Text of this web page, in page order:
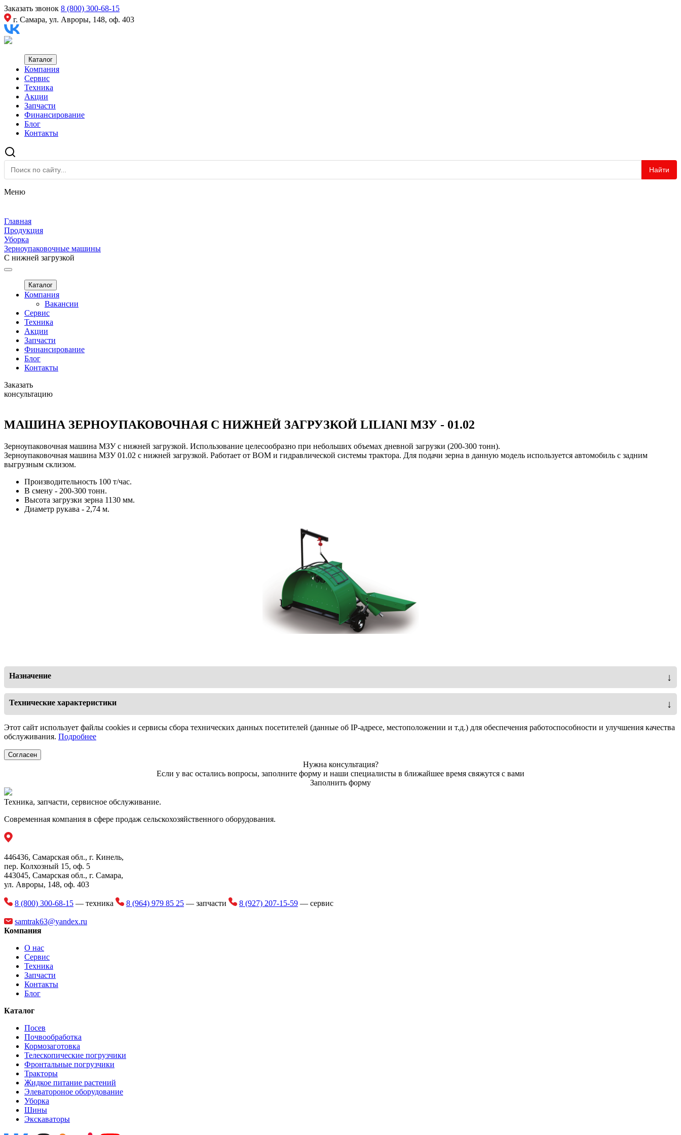
Заказать звонок 8 (800) 300-68-15
г. Самара, ул. Авроры, 148, оф. 403
Каталог
Компания
Сервис
Техника
Акции
Запчасти
Финансирование
Блог
Контакты
Найти
Меню
Главная
Продукция
Уборка
Зерноупаковочные машины
С нижней загрузкой
Каталог
Компания
Вакансии
Сервис
Техника
Акции
Запчасти
Финансирование
Блог
Контакты
Заказать
консультацию
МАШИНА ЗЕРНОУПАКОВОЧНАЯ С НИЖНЕЙ ЗАГРУЗКОЙ LILIANI МЗУ - 01.02
Зерноупаковочная машина МЗУ с нижней загрузкой. Использование целесообразно при небольших объемах дневной загрузки (200-300 тонн).
Зерноупаковочная машина МЗУ 01.02 с нижней загрузкой. Работает от ВОМ и гидравлической системы трактора. Для подачи зерна в данную модель используется автомобиль с задним
выгрузным склизом.
Производительность 100 т/час.
В смену - 200-300 тонн.
Высота загрузки зерна 1130 мм.
Диаметр рукава - 2,74 м.
Назначение ↓
Ваша компания может применять машину в процессе закладки зерновых в пластиковые рукава.
Технические характеристики
↓
Масса незаполненной машины (кг)
Габаритные размеры в рабочем положении: длина (мм)
Этот сайт использует файлы cookies и сервисы сбора технических данных посетителей (данные об IP-адресе, местоположении и т.д.) для обеспечения работоспособности и улучшения качества
обслуживания. Подробнее
Согласен
Нужна консультация?
Если у вас остались вопросы, заполните форму и наши специалисты в ближайшее время свяжутся с вами
Заполнить форму
Техника, запчасти, сервисное обслуживание.
Современная компания в сфере продаж сельскохозяйственного оборудования.
446436, Самарская обл., г. Кинель,
пер. Колхозный 15, оф. 5
443045, Самарская обл., г. Самара,
ул. Авроры, 148, оф. 403
8 (800) 300-68-15 — техника 8 (964) 979 85 25 — запчасти 8 (927) 207-15-59 — сервис
samtrak63@yandex.ru
Компания
О нас
Сервис
Техника
Запчасти
Контакты
Блог
Каталог
Посев
Почвообработка
Кормозаготовка
Телескопические погрузчики
Фронтальные погрузчики
Тракторы
Жидкое питание растений
Элеватороное оборудование
Уборка
Шины
Экскаваторы